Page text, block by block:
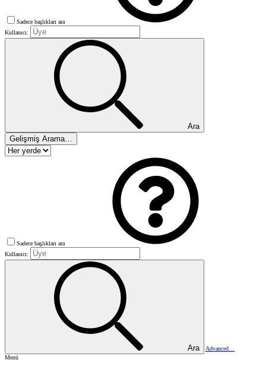
Sadece başlıkları ara
Kullanıcı:
Ara
Gelişmiş Arama…
Sadece başlıkları ara
Kullanıcı:
Ara
Advanced…
Menü